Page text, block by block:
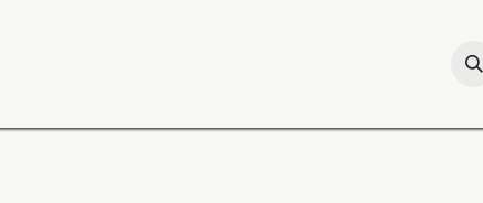
UNICORN-Launch 2026